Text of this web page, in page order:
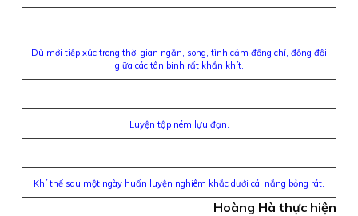
Dù mới tiếp xúc trong thời gian ngắn, song, tình cảm đồng chí, đồng đội
giữa các tân binh rất khắn khít.
Luyện tập ném lựu đạn.
Khí thế sau một ngày huấn luyện nghiêm khắc dưới cái nắng bỏng rát.
Hoàng Hà thực hiện